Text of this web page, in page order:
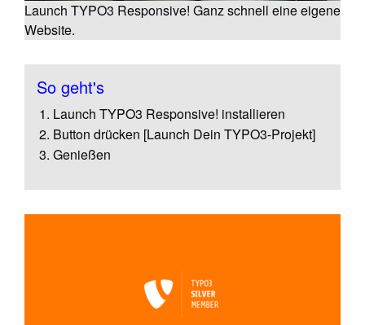
Launch TYPO3 Responsive! Ganz schnell eine eigene
Website.
So geht's
Launch TYPO3 Responsive! installieren
Button drücken [Launch Dein TYPO3-Projekt]
Genießen